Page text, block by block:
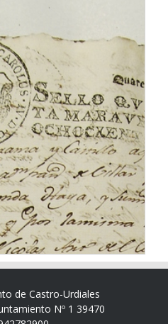
de Castro-Urdiales
Nº 1 39470